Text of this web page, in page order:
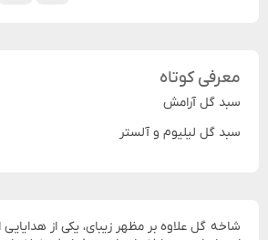
معرفی کوتاه
سبد گل آرامش
سبد گل لیلیوم و آلستر
شاخه گل علاوه بر مظهر زیبای، یکی از